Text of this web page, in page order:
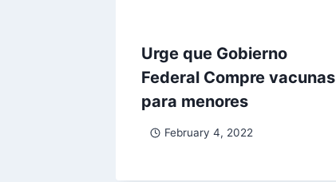
Urge que Gobierno
Federal Compre vacunas
para menores
February 4, 2022